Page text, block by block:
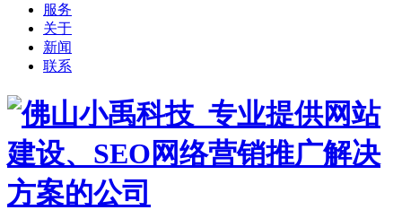
服务
关于
新闻
联系